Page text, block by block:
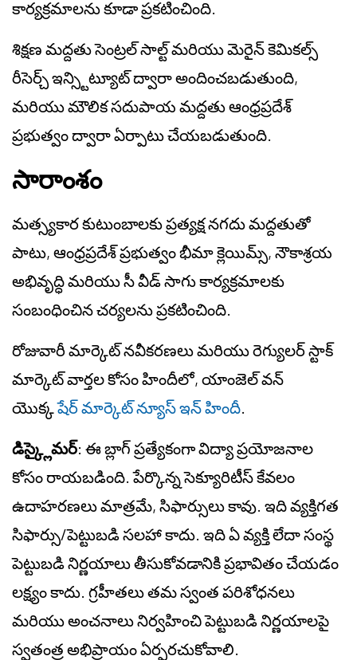
కార్యక్రమాలను కూడా ప్రకటించింది.
శిక్షణ మద్దతు సెంట్రల్ సాల్ట్ మరియు మెరైన్ కెమికల్స్
రీసెర్చ్ ఇన్స్టిట్యూట్ ద్వారా అందించబడుతుంది,
మరియు మౌలిక సదుపాయ మద్దతు ఆంధ్రప్రదేశ్
ప్రభుత్వం ద్వారా ఏర్పాటు చేయబడుతుంది.
సారాంశం
మత్స్యకార కుటుంబాలకు ప్రత్యక్ష నగదు మద్దతుతో
పాటు, ఆంధ్రప్రదేశ్ ప్రభుత్వం భీమా క్లెయిమ్స్, నౌకాశ్రయ
అభివృద్ధి మరియు సీ వీడ్ సాగు కార్యక్రమాలకు
సంబంధించిన చర్యలను ప్రకటించింది.
రోజువారీ మార్కెట్ నవీకరణలు మరియు రెగ్యులర్ స్టాక్
మార్కెట్ వార్తల కోసం హిందీలో, యాంజెల్ వన్
యొక్కషేర్ మార్కెట్ న్యూస్ ఇన్ హిందీ.
డిస్క్లైమర్: ఈ బ్లాగ్ ప్రత్యేకంగా విద్యా ప్రయోజనాల
కోసం రాయబడింది. పేర్కొన్న సెక్యూరిటీస్ కేవలం
ఉదాహరణలు మాత్రమే, సిఫార్సులు కావు. ఇది వ్యక్తిగత
సిఫార్సు/పెట్టుబడి సలహా కాదు. ఇది ఏ వ్యక్తి లేదా సంస్థ
పెట్టుబడి నిర్ణయాలు తీసుకోవడానికి ప్రభావితం చేయడం
లక్ష్యం కాదు. గ్రహీతలు తమ స్వంత పరిశోధనలు
మరియు అంచనాలు నిర్వహించి పెట్టుబడి నిర్ణయాలపై
స్వతంత్ర అభిప్రాయం ఏర్పరచుకోవాలి.